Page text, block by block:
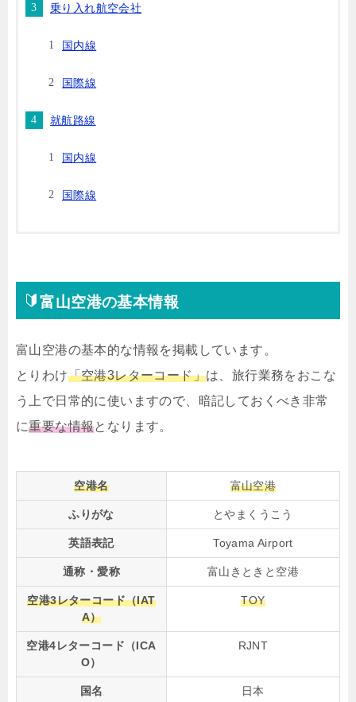
乗り入れ航空会社
国内線
国際線
就航路線
国内線
国際線
富山空港の基本情報
富山空港の基本的な情報を掲載しています。
とりわけ「空港3レターコード」は、旅行業務をおこな
う上で日常的に使いますので、暗記しておくべき非常
に重要な情報となります。
空港名 富山空港
ふりがな とやまくうこう
英語表記 Toyama Airport
通称・愛称 富山きときと空港
空港3レターコード（IAT
A）
TOY
空港4レターコード（ICA
O）
RJNT
国名 日本